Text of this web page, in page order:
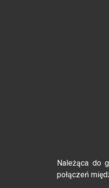
Należąca do
połączeń